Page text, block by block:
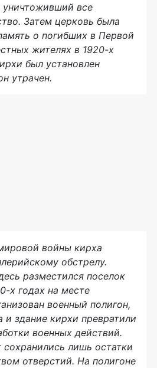
все
Затем церковь была
о погибших в Первой
жителях в 1920-х
был установлен
утрачен.
войны кирха
обстрелу.
разместился поселок
х годах на месте
военный полигон,
и здание кирхи превратили
военных действий.
лишь остатки
отверстий. На полигоне